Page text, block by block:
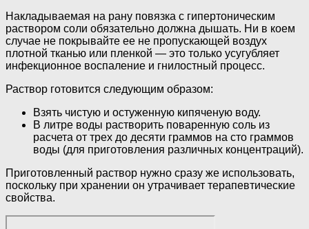
Накладываемая на рану повязка с гипертоническим
раствором соли обязательно должна дышать. Ни в коем
случае не покрывайте ее не пропускающей воздух
плотной тканью или пленкой — это только усугубляет
инфекционное воспаление и гнилостный процесс.
Раствор готовится следующим образом:
Взять чистую и остуженную кипяченую воду.
В литре воды растворить поваренную соль из
расчета от трех до десяти граммов на сто граммов
воды (для приготовления различных концентраций).
Приготовленный раствор нужно сразу же использовать,
поскольку при хранении он утрачивает терапевтические
свойства.